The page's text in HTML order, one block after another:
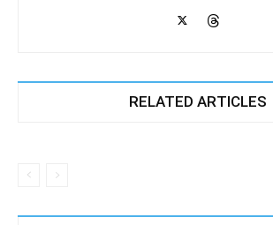
RELATED ARTICLES